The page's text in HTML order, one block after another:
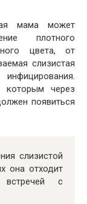
мама может
плотного
цвета, от
слизистая
через
появиться
слизистой
она отходит
встречей с